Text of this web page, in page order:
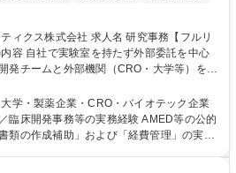
求人名 研究事務【フルリ
発チームと外部機関（CRO・大学等）をつ
予算管理などの研究事務全般をお任せしま
議事録作成 ■研究報告書、試験関連資料、
研究開発の進捗・タイムライン・予算執行
学・製薬企業・CRO・バイオテック企業
臨床開発事務等の実務経験 AMED等の公的
類の作成補助」および「経費管理」の実務